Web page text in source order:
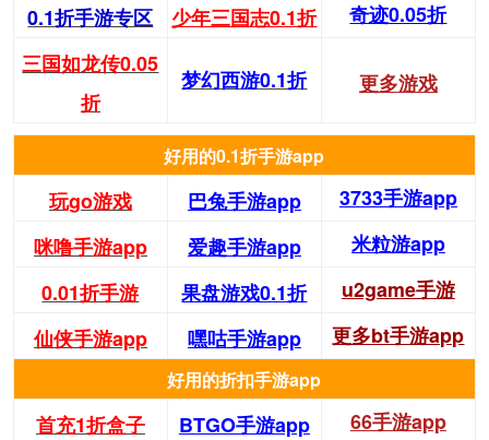
0.1折手游专区 少年三国志0.1折
奇迹0.05折
三国如龙传0.05
折
梦幻西游0.1折 更多游戏
好用的0.1折手游app
玩go游戏 巴兔手游app
3733手游app
咪噜手游app
爱趣手游app
米粒游app
0.01折手游
果盘游戏0.1折
u2game手游
仙侠手游app
嘿咕手游app 更多bt手游app
好用的折扣手游app
首充1折盒子 BTGO手游app
66手游app